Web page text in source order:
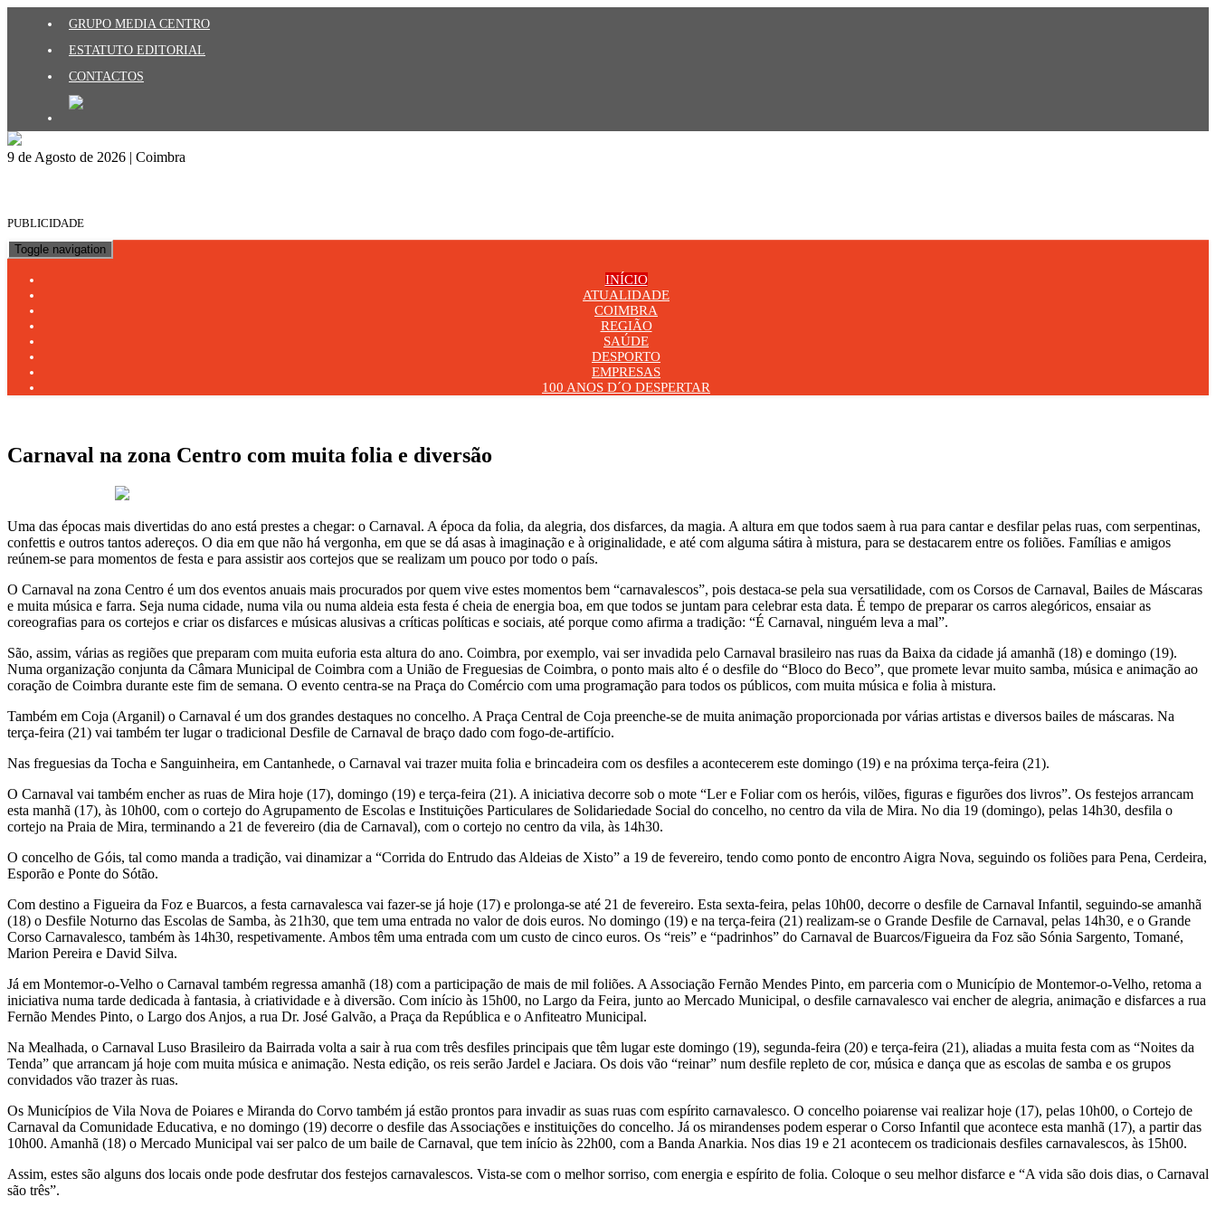
GRUPO MEDIA CENTRO
ESTATUTO EDITORIAL
CONTACTOS
9 de Agosto de 2026 | Coimbra
PUBLICIDADE
Toggle navigation
INÍCIO
ATUALIDADE
COIMBRA
REGIÃO
SAÚDE
DESPORTO
EMPRESAS
100 ANOS D´O DESPERTAR
Carnaval na zona Centro com muita folia e diversão
Uma das épocas mais divertidas do ano está prestes a chegar: o Carnaval. A época da folia, da alegria, dos disfarces, da magia. A altura em que todos saem à rua para cantar e desfilar pelas ruas, com serpentinas,
confettis e outros tantos adereços. O dia em que não há vergonha, em que se dá asas à imaginação e à originalidade, e até com alguma sátira à mistura, para se destacarem entre os foliões. Famílias e amigos
reúnem-se para momentos de festa e para assistir aos cortejos que se realizam um pouco por todo o país.
O Carnaval na zona Centro é um dos eventos anuais mais procurados por quem vive estes momentos bem “carnavalescos”, pois destaca-se pela sua versatilidade, com os Corsos de Carnaval, Bailes de Máscaras
e muita música e farra. Seja numa cidade, numa vila ou numa aldeia esta festa é cheia de energia boa, em que todos se juntam para celebrar esta data. É tempo de preparar os carros alegóricos, ensaiar as
coreografias para os cortejos e criar os disfarces e músicas alusivas a críticas políticas e sociais, até porque como afirma a tradição: “É Carnaval, ninguém leva a mal”.
São, assim, várias as regiões que preparam com muita euforia esta altura do ano. Coimbra, por exemplo, vai ser invadida pelo Carnaval brasileiro nas ruas da Baixa da cidade já amanhã (18) e domingo (19).
Numa organização conjunta da Câmara Municipal de Coimbra com a União de Freguesias de Coimbra, o ponto mais alto é o desfile do “Bloco do Beco”, que promete levar muito samba, música e animação ao
coração de Coimbra durante este fim de semana. O evento centra-se na Praça do Comércio com uma programação para todos os públicos, com muita música e folia à mistura.
Também em Coja (Arganil) o Carnaval é um dos grandes destaques no concelho. A Praça Central de Coja preenche-se de muita animação proporcionada por várias artistas e diversos bailes de máscaras. Na
terça-feira (21) vai também ter lugar o tradicional Desfile de Carnaval de braço dado com fogo-de-artifício.
Nas freguesias da Tocha e Sanguinheira, em Cantanhede, o Carnaval vai trazer muita folia e brincadeira com os desfiles a acontecerem este domingo (19) e na próxima terça-feira (21).
O Carnaval vai também encher as ruas de Mira hoje (17), domingo (19) e terça-feira (21). A iniciativa decorre sob o mote “Ler e Foliar com os heróis, vilões, figuras e figurões dos livros”. Os festejos arrancam
esta manhã (17), às 10h00, com o cortejo do Agrupamento de Escolas e Instituições Particulares de Solidariedade Social do concelho, no centro da vila de Mira. No dia 19 (domingo), pelas 14h30, desfila o
cortejo na Praia de Mira, terminando a 21 de fevereiro (dia de Carnaval), com o cortejo no centro da vila, às 14h30.
O concelho de Góis, tal como manda a tradição, vai dinamizar a “Corrida do Entrudo das Aldeias de Xisto” a 19 de fevereiro, tendo como ponto de encontro Aigra Nova, seguindo os foliões para Pena, Cerdeira,
Esporão e Ponte do Sótão.
Com destino a Figueira da Foz e Buarcos, a festa carnavalesca vai fazer-se já hoje (17) e prolonga-se até 21 de fevereiro. Esta sexta-feira, pelas 10h00, decorre o desfile de Carnaval Infantil, seguindo-se amanhã
(18) o Desfile Noturno das Escolas de Samba, às 21h30, que tem uma entrada no valor de dois euros. No domingo (19) e na terça-feira (21) realizam-se o Grande Desfile de Carnaval, pelas 14h30, e o Grande
Corso Carnavalesco, também às 14h30, respetivamente. Ambos têm uma entrada com um custo de cinco euros. Os “reis” e “padrinhos” do Carnaval de Buarcos/Figueira da Foz são Sónia Sargento, Tomané,
Marion Pereira e David Silva.
Já em Montemor-o-Velho o Carnaval também regressa amanhã (18) com a participação de mais de mil foliões. A Associação Fernão Mendes Pinto, em parceria com o Município de Montemor-o-Velho, retoma a
iniciativa numa tarde dedicada à fantasia, à criatividade e à diversão. Com início às 15h00, no Largo da Feira, junto ao Mercado Municipal, o desfile carnavalesco vai encher de alegria, animação e disfarces a rua
Fernão Mendes Pinto, o Largo dos Anjos, a rua Dr. José Galvão, a Praça da República e o Anfiteatro Municipal.
Na Mealhada, o Carnaval Luso Brasileiro da Bairrada volta a sair à rua com três desfiles principais que têm lugar este domingo (19), segunda-feira (20) e terça-feira (21), aliadas a muita festa com as “Noites da
Tenda” que arrancam já hoje com muita música e animação. Nesta edição, os reis serão Jardel e Jaciara. Os dois vão “reinar” num desfile repleto de cor, música e dança que as escolas de samba e os grupos
convidados vão trazer às ruas.
Os Municípios de Vila Nova de Poiares e Miranda do Corvo também já estão prontos para invadir as suas ruas com espírito carnavalesco. O concelho poiarense vai realizar hoje (17), pelas 10h00, o Cortejo de
Carnaval da Comunidade Educativa, e no domingo (19) decorre o desfile das Associações e instituições do concelho. Já os mirandenses podem esperar o Corso Infantil que acontece esta manhã (17), a partir das
10h00. Amanhã (18) o Mercado Municipal vai ser palco de um baile de Carnaval, que tem início às 22h00, com a Banda Anarkia. Nos dias 19 e 21 acontecem os tradicionais desfiles carnavalescos, às 15h00.
Assim, estes são alguns dos locais onde pode desfrutar dos festejos carnavalescos. Vista-se com o melhor sorriso, com energia e espírito de folia. Coloque o seu melhor disfarce e “A vida são dois dias, o Carnaval
são três”.